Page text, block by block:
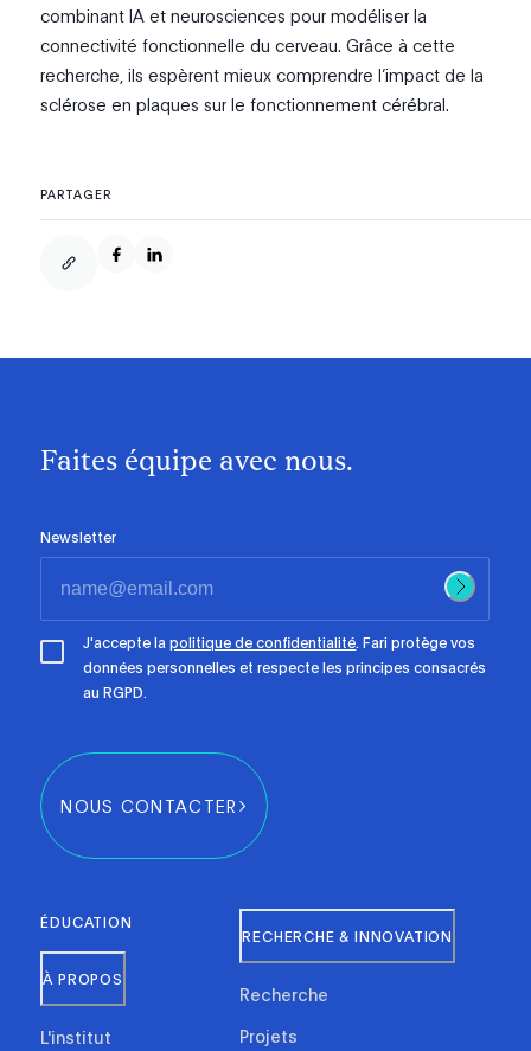
combinant IA et neurosciences pour modéliser la
connectivité fonctionnelle du cerveau. Grâce à cette
recherche, ils espèrent mieux comprendre l’impact de la
sclérose en plaques sur le fonctionnement cérébral.
PARTAGER
Faites équipe avec nous.
Newsletter
J'accepte lapolitique de confidentialité. Fari protège vos
données personnelles et respecte les principes consacrés
au RGPD.
NOUS CONTACTER
ÉDUCATION
À PROPOS
L'institut
RECHERCHE & INNOVATION
Recherche
Projets